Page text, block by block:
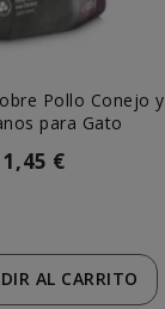
Pollo Conejo y
para Gato
1,45 €
AL CARRITO